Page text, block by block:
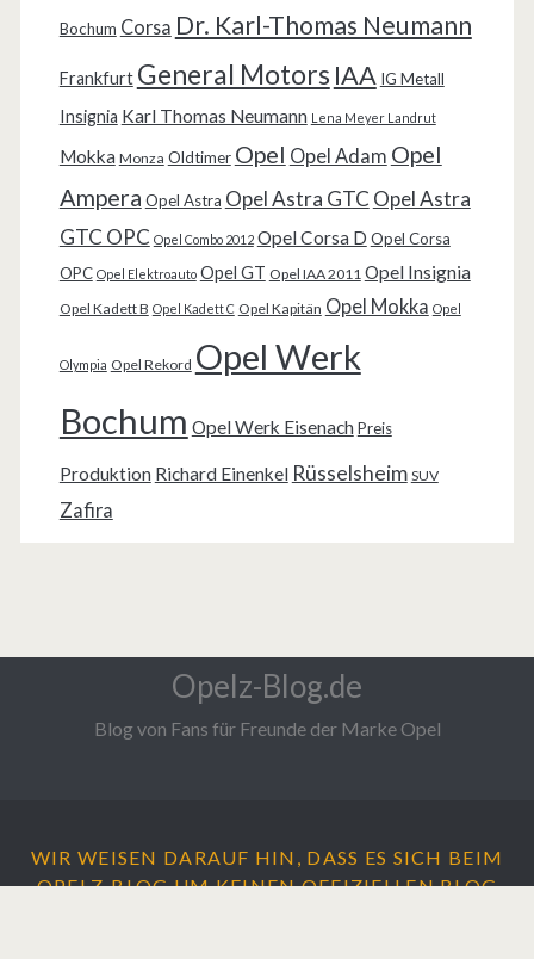
Bochum Corsa Dr. Karl-Thomas Neumann
Frankfurt General Motors IAA IG Metall
Insignia Karl Thomas Neumann Lena Meyer Landrut
Mokka Monza Oldtimer Opel Opel Adam Opel
Ampera Opel Astra Opel Astra GTC Opel Astra
GTC OPC Opel Combo 2012 Opel Corsa D Opel Corsa
OPC Opel Elektroauto Opel GT Opel IAA 2011 Opel Insignia
Opel Kadett B Opel Kadett C Opel Kapitän Opel Mokka Opel
Olympia Opel Rekord Opel Werk
Bochum Opel Werk Eisenach Preis
Produktion Richard Einenkel Rüsselsheim SUV
Zafira
Opelz-Blog.de
Blog von Fans für Freunde der Marke Opel
WIR WEISEN DARAUF HIN, DASS ES SICH BEIM
OPELZ-BLOG UMKEINENOFFIZIELLEN BLOG